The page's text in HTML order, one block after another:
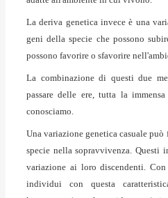
La deriva genetica invece è una
geni della specie che possono
possono favorire o sfavorire
La combinazione di questi due
passare delle ere, tutta la
conosciamo.
Una variazione genetica casuale
specie nella sopravvivenza. Questi
variazione ai loro discendenti.
individui con questa